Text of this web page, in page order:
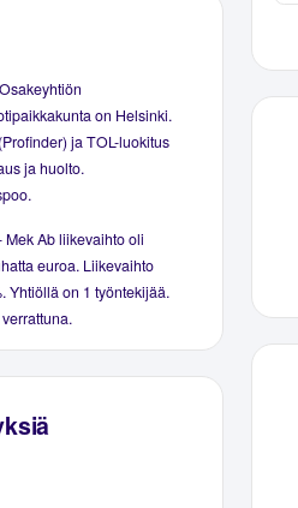
on Helsinki.
ja TOL-luokitus
ja huolto.
Ab liikevaihto oli
euroa. Liikevaihto
Yhtiöllä on 1 työntekijää.